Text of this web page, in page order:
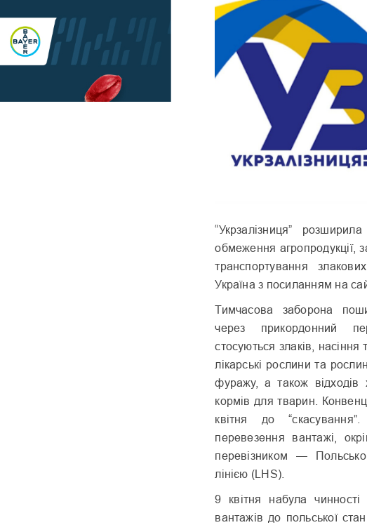
“Укрзалізниця”
обмеження агропродукції,
транспортування
Україна з посиланням на
Тимчасова заборона
через прикордонний
стосуються злаків,
лікарські рослини та
фуражу, а також відходів
кормів для тварин.
квітня до
перевезення вантажі,
перевізником —
лінією (LHS).
9 квітня набула
вантажів до польської